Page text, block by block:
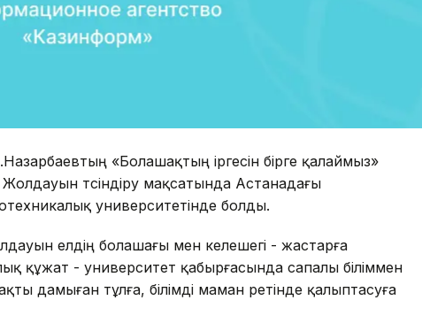
«Болашақтың іргесін бірге қалаймыз»
түсіндіру мақсатында Астанадағы
университетінде болды.
елдің болашағы мен келешегі - жастарға
құжат - университет қабырғасында сапалы біліммен
дамыған тұлға, білімді маман ретінде қалыптасуға